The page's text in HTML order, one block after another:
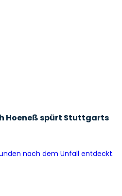
Hoeneß spürt Stuttgarts